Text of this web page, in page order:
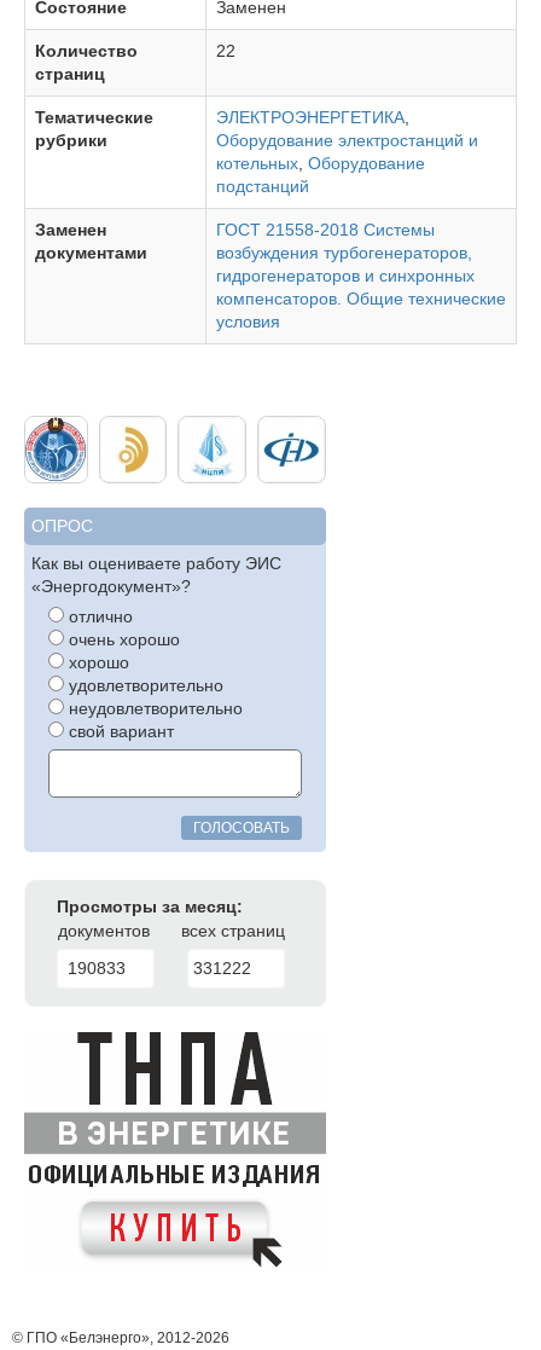
Состояние Заменен
Количество
страниц
22
Тематические
рубрики
ЭЛЕКТРОЭНЕРГЕТИКА,
Оборудование электростанций и
котельных, Оборудование
подстанций
Заменен
документами
ГОСТ 21558-2018 Системы
возбуждения турбогенераторов,
гидрогенераторов и синхронных
компенсаторов. Общие технические
условия
ОПРОС
Как вы оцениваете работу ЭИС
«Энергодокумент»?
отлично
очень хорошо
хорошо
удовлетворительно
неудовлетворительно
свой вариант
ГОЛОСОВАТЬ
Просмотры за месяц:
документов
всех страниц
190833
331222
© ГПО «Белэнерго», 2012-2026